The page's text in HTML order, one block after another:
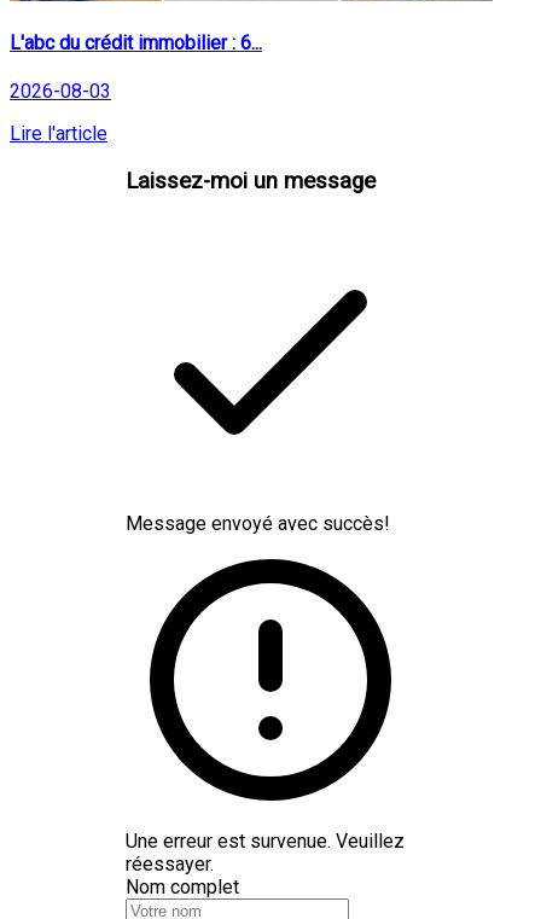
L'abc du crédit immobilier : 6...
2026-08-03
Lire l'article
Laissez-moi un message
Message envoyé avec succès!
Une erreur est survenue. Veuillez
réessayer.
Nom complet